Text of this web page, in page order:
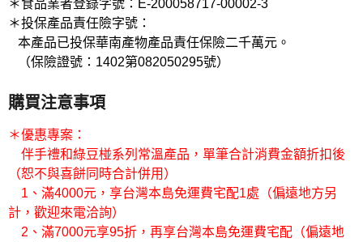
＊食品業者登錄字號：E-200058717-00002-3
＊投保產品責任險字號：
本產品已投保華南產物產品責任保險二千萬元。
（保險證號：1402第082050295號）
購買注意事項
＊優惠專案：
伴手禮和綠豆椪系列常溫產品，單筆合計消費金額折扣後
（恕不與喜餅同時合計併用）
1、滿4000元，享台灣本島免運費宅配1處（偏遠地方另
計，歡迎來電洽詢）
2、滿7000元享95折，再享台灣本島免運費宅配（偏遠地